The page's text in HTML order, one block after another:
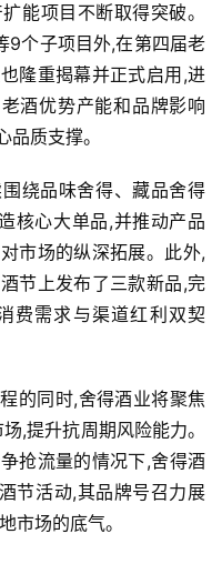
能项目不断取得突破。
9个子项目外,在第四届老
隆重揭幕并正式启用,进
酒优势产能和品牌影响
质支撑。
绕品味舍得、藏品舍得
核心大单品,并推动产品
市场的纵深拓展。此外,
节上发布了三款新品,完
费需求与渠道红利双契
的同时,舍得酒业将聚焦
,提升抗周期风险能力。
抢流量的情况下,舍得酒
节活动,其品牌号召力展
市场的底气。